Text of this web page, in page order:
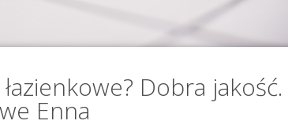
łazienkowe? Dobra jakość.
Enna